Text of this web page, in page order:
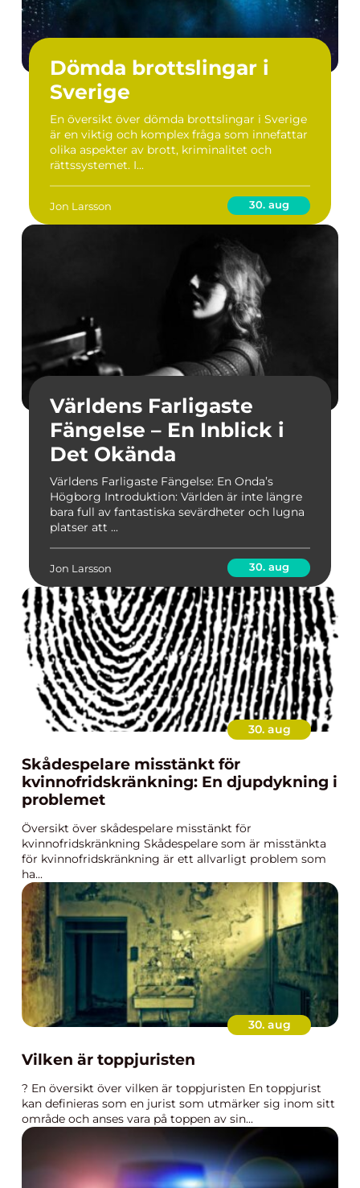
Dömda brottslingar i
Sverige
En översikt över dömda brottslingar i Sverige
är en viktig och komplex fråga som innefattar
olika aspekter av brott, kriminalitet och
rättssystemet. I...
Jon Larsson 30. aug
Världens Farligaste
Fängelse – En Inblick i
Det Okända
Världens Farligaste Fängelse: En Onda’s
Högborg Introduktion: Världen är inte längre
bara full av fantastiska sevärdheter och lugna
platser att ...
Jon Larsson 30. aug
30. aug
Skådespelare misstänkt för
kvinnofridskränkning: En djupdykning i
problemet
Översikt över skådespelare misstänkt för
kvinnofridskränkning Skådespelare som är misstänkta
för kvinnofridskränkning är ett allvarligt problem som
ha...
30. aug
Vilken är toppjuristen
? En översikt över vilken är toppjuristen En toppjurist
kan definieras som en jurist som utmärker sig inom sitt
område och anses vara på toppen av sin...